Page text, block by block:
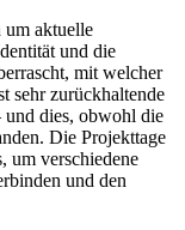
um aktuelle
und die
mit welcher
sehr zurückhaltende
und dies, obwohl die
Die Projekttage
um verschiedene
und den